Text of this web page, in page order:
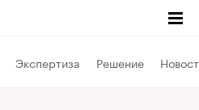
Экспертиза Решение